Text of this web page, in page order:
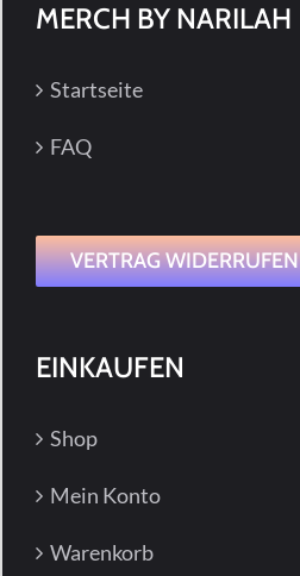
MERCH BY NARILAH
Startseite
FAQ
VERTRAG WIDERRUFEN
EINKAUFEN
Shop
Mein Konto
Warenkorb